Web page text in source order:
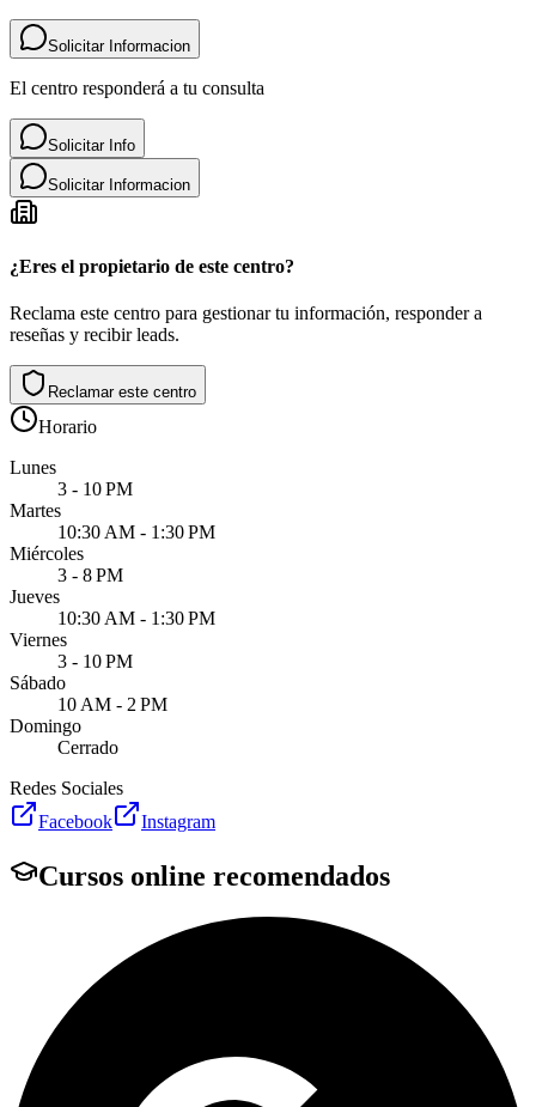
Solicitar Informacion
El centro responderá a tu consulta
Solicitar Info
Solicitar Informacion
¿Eres el propietario de este centro?
Reclama este centro para gestionar tu información, responder a
reseñas y recibir leads.
Reclamar este centro
Horario
Lunes
3 - 10 PM
Martes
10:30 AM - 1:30 PM
Miércoles
3 - 8 PM
Jueves
10:30 AM - 1:30 PM
Viernes
3 - 10 PM
Sábado
10 AM - 2 PM
Domingo
Cerrado
Redes Sociales
Facebook
Instagram
Cursos online recomendados